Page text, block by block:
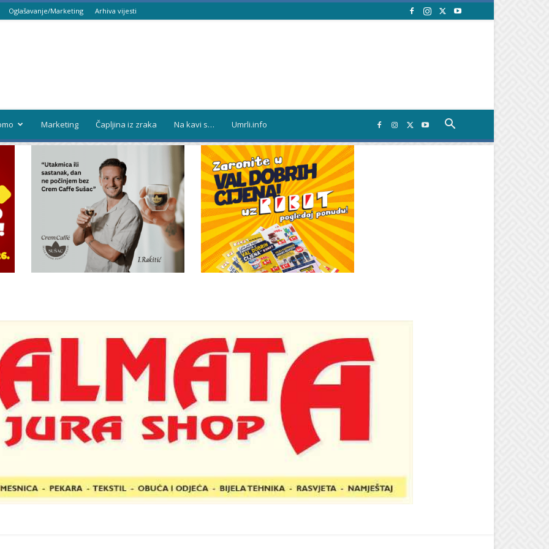
Oglašavanje/Marketing Arhiva vijesti
Marketing Čapljina iz zraka Na kavi s… Umrli.info